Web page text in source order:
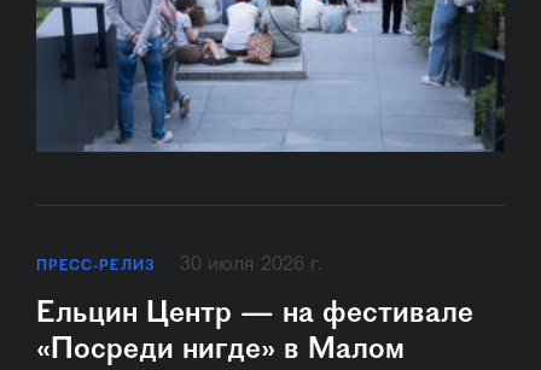
ПРЕСС-РЕЛИЗ 30 июля 2026 г.
Ельцин Центр — на фестивале
«Посреди нигде» в Малом